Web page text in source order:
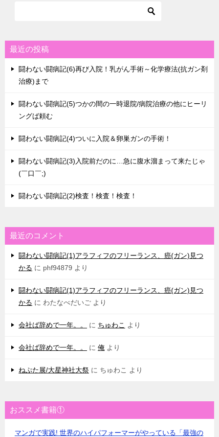
最近の投稿
闘わない闘病記(6)再び入院！乳がん手術～化学療法(抗ガン剤
治療)まで
闘わない闘病記(5)つかの間の一時退院/病院治療の他にヒーリ
ングば頼む
闘わない闘病記(4)ついに入院＆卵巣ガンの手術！
闘わない闘病記(3)入院前だのに…急に腹水溜まって来たじゃ
(￣口￣;)
闘わない闘病記(2)検査！検査！検査！
最近のコメント
闘わない闘病記(1)アラフィフのフリーランス、癌(ガン)見つ
かる に phf94879 より
闘わない闘病記(1)アラフィフのフリーランス、癌(ガン)見つ
かる に わたなべだいご より
会社ば辞めで一年。。 に ちゅわこ より
会社ば辞めで一年。。 に 俺 より
ねぷた展/大星神社大祭 に ちゅわこ より
おススメ書籍①
マンガで実践! 世界のハイパフォーマーがやっている「最強の